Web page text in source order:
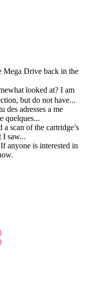
Mega Drive back in the
looked at? I am
but do not have...
des adresses a me
quelques...
scan of the cartridge’s
I saw...
anyone is interested in